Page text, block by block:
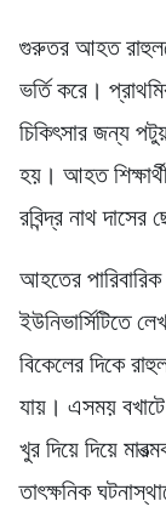
গুরুতর আহত
ভর্তি করে।
চিকিৎসার জন্য
হয়। আহত
রবিন্দ্র নাথ দাসের
আহতের পারিবারিক
ইউনিভার্সিটিতে
বিকেলের দিকে
যায়। এসময়
খুর দিয়ে দিয়ে
তাৎক্ষনিক